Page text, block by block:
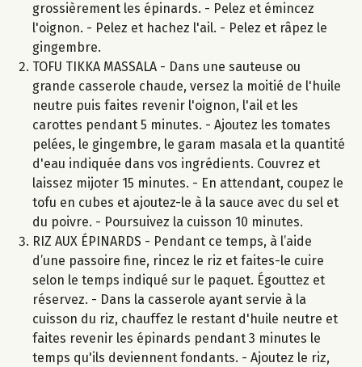
grossièrement les épinards. - Pelez et émincez
l'oignon. - Pelez et hachez l'ail. - Pelez et râpez le
gingembre.
TOFU TIKKA MASSALA - Dans une sauteuse ou
grande casserole chaude, versez la moitié de l'huile
neutre puis faites revenir l'oignon, l'ail et les
carottes pendant 5 minutes. - Ajoutez les tomates
pelées, le gingembre, le garam masala et la quantité
d'eau indiquée dans vos ingrédients. Couvrez et
laissez mijoter 15 minutes. - En attendant, coupez le
tofu en cubes et ajoutez-le à la sauce avec du sel et
du poivre. - Poursuivez la cuisson 10 minutes.
RIZ AUX ÉPINARDS - Pendant ce temps, à l’aide
d’une passoire fine, rincez le riz et faites-le cuire
selon le temps indiqué sur le paquet. Égouttez et
réservez. - Dans la casserole ayant servie à la
cuisson du riz, chauffez le restant d'huile neutre et
faites revenir les épinards pendant 3 minutes le
temps qu'ils deviennent fondants. - Ajoutez le riz,